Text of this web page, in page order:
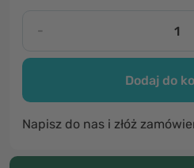
-
Dodaj do
Napisz do nas i złóż